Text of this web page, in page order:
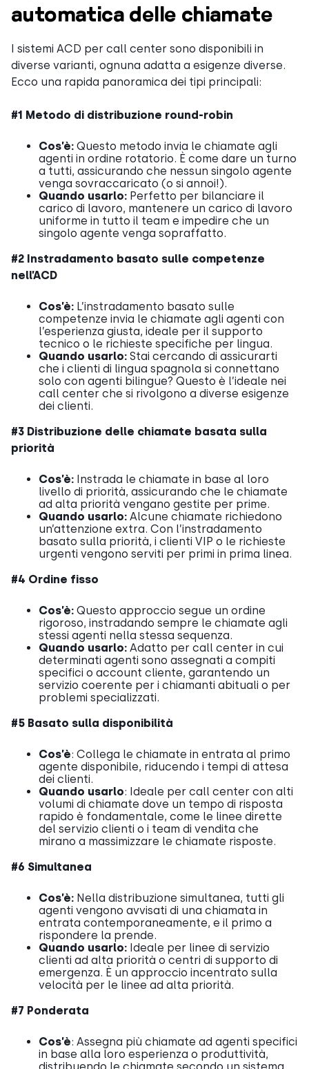
automatica delle chiamate
I sistemi ACD per call center sono disponibili in
diverse varianti, ognuna adatta a esigenze diverse.
Ecco una rapida panoramica dei tipi principali:
#1 Metodo di distribuzione round-robin
Cos’è: Questo metodo invia le chiamate agli
agenti in ordine rotatorio. È come dare un turno
a tutti, assicurando che nessun singolo agente
venga sovraccaricato (o si annoi!).
Quando usarlo: Perfetto per bilanciare il
carico di lavoro, mantenere un carico di lavoro
uniforme in tutto il team e impedire che un
singolo agente venga sopraffatto.
#2 Instradamento basato sulle competenze
nell’ACD
Cos’è: L’instradamento basato sulle
competenze invia le chiamate agli agenti con
l’esperienza giusta, ideale per il supporto
tecnico o le richieste specifiche per lingua.
Quando usarlo: Stai cercando di assicurarti
che i clienti di lingua spagnola si connettano
solo con agenti bilingue? Questo è l’ideale nei
call center che si rivolgono a diverse esigenze
dei clienti.
#3 Distribuzione delle chiamate basata sulla
priorità
Cos’è: Instrada le chiamate in base al loro
livello di priorità, assicurando che le chiamate
ad alta priorità vengano gestite per prime.
Quando usarlo: Alcune chiamate richiedono
un’attenzione extra. Con l’instradamento
basato sulla priorità, i clienti VIP o le richieste
urgenti vengono serviti per primi in prima linea.
#4 Ordine fisso
Cos’è: Questo approccio segue un ordine
rigoroso, instradando sempre le chiamate agli
stessi agenti nella stessa sequenza.
Quando usarlo: Adatto per call center in cui
determinati agenti sono assegnati a compiti
specifici o account cliente, garantendo un
servizio coerente per i chiamanti abituali o per
problemi specializzati.
#5 Basato sulla disponibilità
Cos’è: Collega le chiamate in entrata al primo
agente disponibile, riducendo i tempi di attesa
dei clienti.
Quando usarlo: Ideale per call center con alti
volumi di chiamate dove un tempo di risposta
rapido è fondamentale, come le linee dirette
del servizio clienti o i team di vendita che
mirano a massimizzare le chiamate risposte.
#6 Simultanea
Cos’è: Nella distribuzione simultanea, tutti gli
agenti vengono avvisati di una chiamata in
entrata contemporaneamente, e il primo a
rispondere la prende.
Quando usarlo: Ideale per linee di servizio
clienti ad alta priorità o centri di supporto di
emergenza. È un approccio incentrato sulla
velocità per le linee ad alta priorità.
#7 Ponderata
Cos’è: Assegna più chiamate ad agenti specifici
in base alla loro esperienza o produttività,